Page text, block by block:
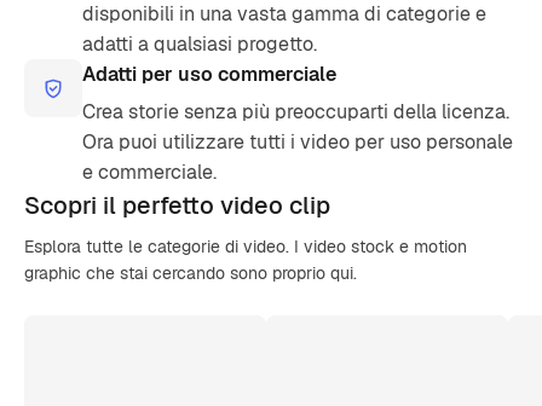
disponibili in una vasta gamma di categorie e
adatti a qualsiasi progetto.
Adatti per uso commerciale
Crea storie senza più preoccuparti della licenza.
Ora puoi utilizzare tutti i video per uso personale
e commerciale.
Scopri il perfetto video clip
Esplora tutte le categorie di video. I video stock e motion
graphic che stai cercando sono proprio qui.